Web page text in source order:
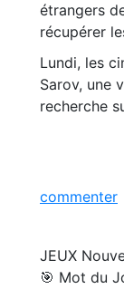
étrangers
récupérer
Lundi, les
Sarov, une
recherche
commenter
JEUX
🎯 Mot du